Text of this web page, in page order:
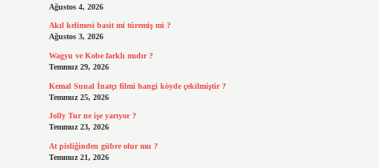
Ağustos 4, 2026
Akıl kelimesi basit mi türemiş mi ?
Ağustos 3, 2026
Wagyu ve Kobe farklı mıdır ?
Temmuz 29, 2026
Kemal Sunal İnatçı filmi hangi köyde çekilmiştir ?
Temmuz 25, 2026
Jolly Tur ne işe yarıyor ?
Temmuz 23, 2026
At pisliğinden gübre olur mu ?
Temmuz 21, 2026